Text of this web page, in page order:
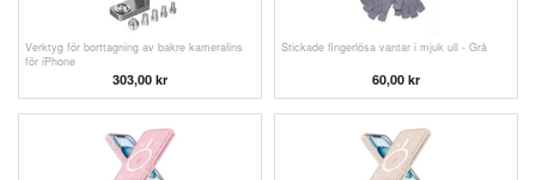
Verktyg för borttagning av bakre kameralins
för iPhone
303,00 kr
Stickade fingerlösa vantar i mjuk ull - Grå
60,00 kr